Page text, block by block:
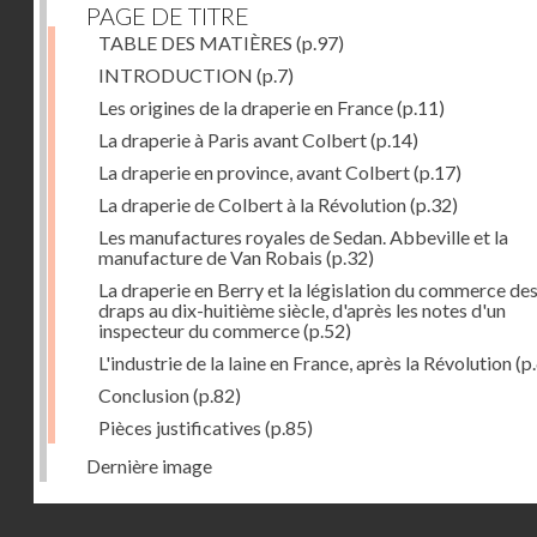
PAGE DE TITRE
TABLE DES MATIÈRES (p.97)
INTRODUCTION (p.7)
Les origines de la draperie en France(p.11)
La draperie à Paris avant Colbert(p.14)
La draperie en province, avant Colbert(p.17)
La draperie de Colbert à la Révolution(p.32)
Les manufactures royales de Sedan. Abbeville et la
manufacture de Van Robais (p.32)
La draperie en Berry et la législation du commerce des
draps au dix-huitième siècle, d'après les notes d'un
inspecteur du commerce(p.52)
L'industrie de la laine en France, après la Révolution
Conclusion(p.82)
Pièces justificatives (p.85)
Dernière image